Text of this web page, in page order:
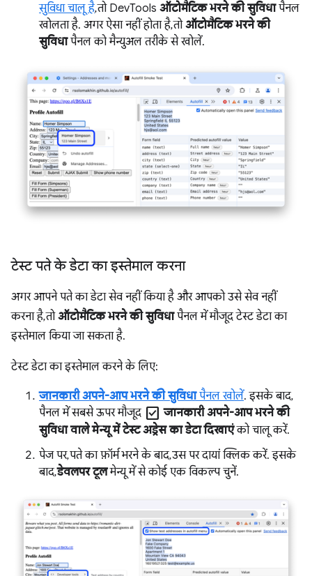
सुविधा चालू है, तो DevTools ऑटोमैटिक भरने की सुविधापैनल
खोलता है. अगर ऐसा नहीं होता है, तोऑटोमैटिक भरने की
सुविधापैनल को मैन्युअल तरीके से खोलें.
टेस्ट पते के डेटा का इस्तेमाल करना
अगर आपने पते का डेटा सेव नहीं किया है और आपको उसे सेव नहीं
करना है, तोऑटोमैटिक भरने की सुविधापैनल में मौजूद टेस्ट डेटा का
इस्तेमाल किया जा सकता है.
टेस्ट डेटा का इस्तेमाल करने के लिए:
जानकारी अपने-आप भरने की सुविधापैनल खोलें. इसके बाद,
पैनल में सबसे ऊपर मौजूद check_box जानकारी अपने-आप भरने की
सुविधा वाले मेन्यू में टेस्ट अड्रेस का डेटा दिखाएंको चालू करें.
पेज पर, पते का फ़ॉर्म भरने के बाद, उस पर दायां क्लिक करें. इसके
बाद,डेवलपर टूलमेन्यू में से कोई एक विकल्प चुनें.